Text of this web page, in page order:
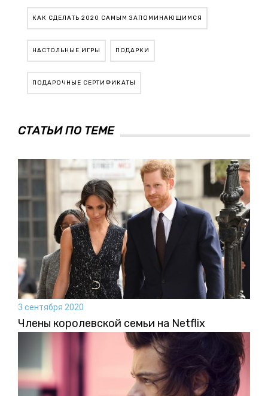
КАК СДЕЛАТЬ 2020 САМЫМ ЗАПОМИНАЮЩИМСЯ
НАСТОЛЬНЫЕ ИГРЫ ПОДАРКИ
ПОДАРОЧНЫЕ СЕРТИФИКАТЫ
СТАТЬИ ПО ТЕМЕ
3 сентября 2020
Члены королевской семьи на Netflix